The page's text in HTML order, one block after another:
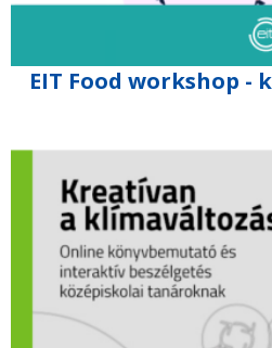
EIT Food workshop -